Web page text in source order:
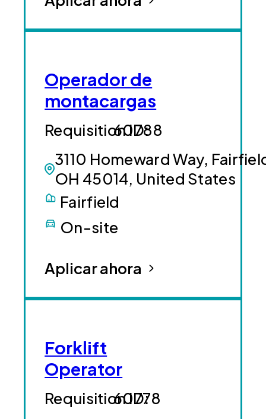
Operador de
montacargas
3110 Homeward Way,
OH 45014, United States
60788
Fairfield
On-site
Aplicar ahora
Forklift
Operator
60778